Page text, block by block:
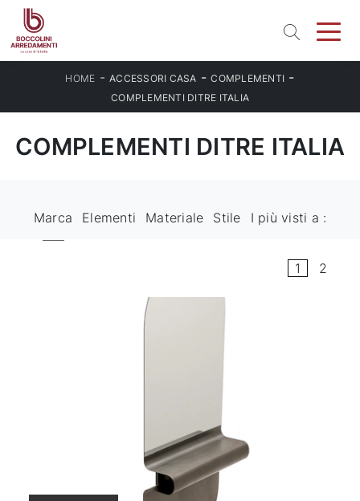
HOME -ACCESSORI CASA -COMPLEMENTI -
COMPLEMENTI DITRE ITALIA
COMPLEMENTI DITRE ITALIA
Marca Elementi Materiale Stile I più visti a :
1 2